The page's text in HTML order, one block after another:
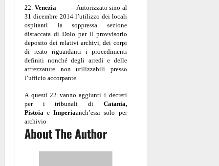
22. Venezia – Autorizzato sino al
31 dicembre 2014 l’utilizzo dei locali
ospitanti la soppressa sezione
distaccata di Dolo per il provvisorio
deposito dei relativi archivi, dei corpi
di reato riguardanti i procedimenti
definiti nonché degli arredi e delle
attrezzature non utilizzabili presso
l’ufficio accorpante.
A questi 22 vanno aggiunti i decreti
per i tribunali di Catania,
Pistoiae Imperiaanch’essi solo per
archivio
About The Author